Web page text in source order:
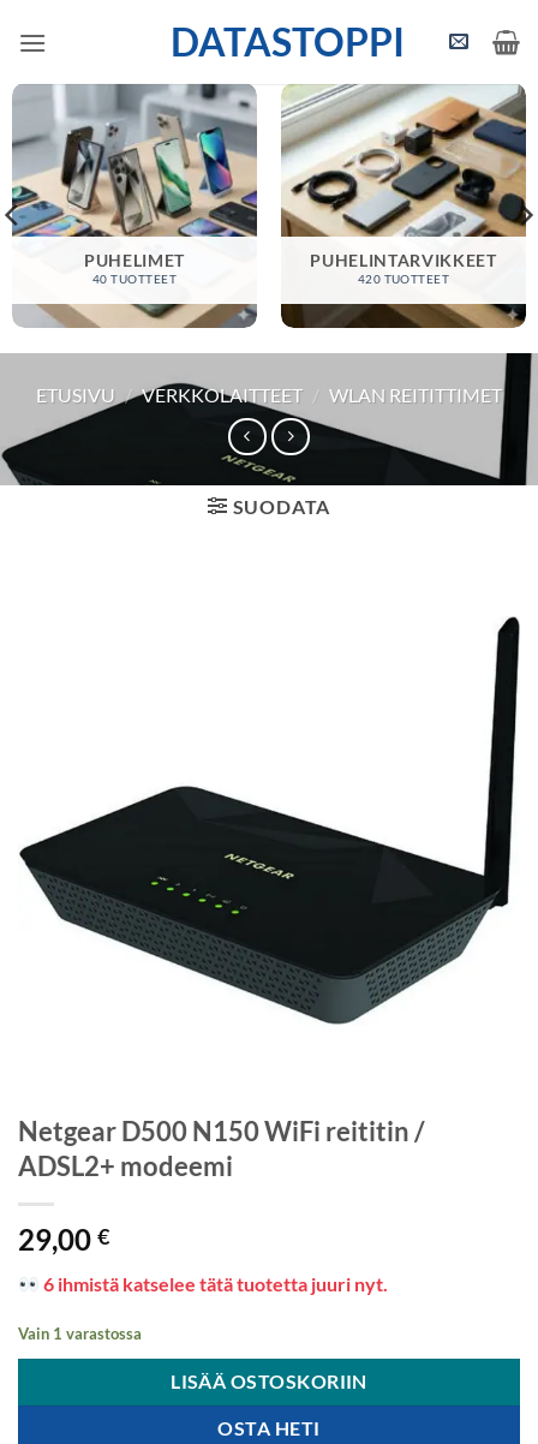
DATASTOPPI
PUHELIMET
40 TUOTTEET
PUHELINTARVIKKEET
420 TUOTTEET
ETUSIVU / VERKKOLAITTEET / WLAN REITITTIMET
SUODATA
Netgear D500 N150 WiFi reititin /
ADSL2+ modeemi
29,00 €
6 ihmistä katselee tätä tuotetta juuri nyt.
Vain 1 varastossa
LISÄÄ OSTOSKORIIN
OSTA HETI